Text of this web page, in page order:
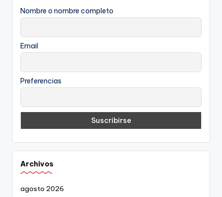
Nombre o nombre completo
Email
Preferencias
Archivos
agosto 2026